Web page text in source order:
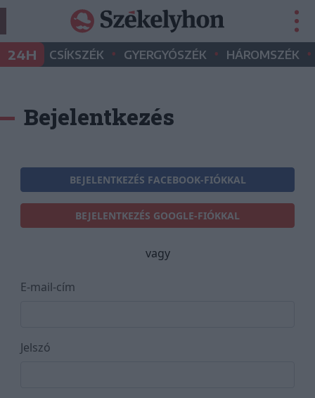
24H CSÍKSZÉK • GYERGYÓSZÉK • HÁROMSZÉK •
Bejelentkezés
BEJELENTKEZÉS FACEBOOK-FIÓKKAL
BEJELENTKEZÉS GOOGLE-FIÓKKAL
vagy
E-mail-cím
Jelszó